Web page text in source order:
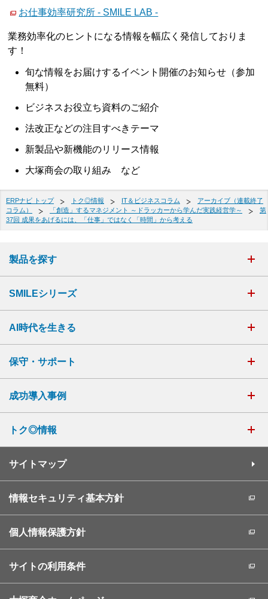
お仕事効率研究所 - SMILE LAB -
業務効率化のヒントになる情報を幅広く発信しておりま
す！
旬な情報をお届けするイベント開催のお知らせ（参加
無料）
ビジネスお役立ち資料のご紹介
法改正などの注目すべきテーマ
新製品や新機能のリリース情報
大塚商会の取り組み など
ERPナビ トップ トク◎情報 IT＆ビジネスコラム
アーカイブ（連載終了
コラム）
「創造」するマネジメント ～ドラッカーから学んだ実践経営学～
第
37回 成果をあげるには、「仕事」ではなく「時間」から考える
製品を探す
SMILEシリーズ
AI時代を生きる
保守・サポート
成功導入事例
トク◎情報
サイトマップ
情報セキュリティ基本方針
個人情報保護方針
サイトの利用条件